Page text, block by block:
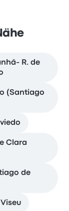
R. de
(Santiago
Clara
de